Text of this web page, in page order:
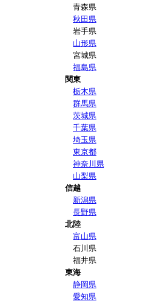
青森県
秋田県
岩手県
山形県
宮城県
福島県
関東
栃木県
群馬県
茨城県
千葉県
埼玉県
東京都
神奈川県
山梨県
信越
新潟県
長野県
北陸
富山県
石川県
福井県
東海
静岡県
愛知県